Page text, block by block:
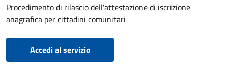
Procedimento di rilascio dell'attestazione di iscrizione
anagrafica per cittadini comunitari
Accedi al servizio